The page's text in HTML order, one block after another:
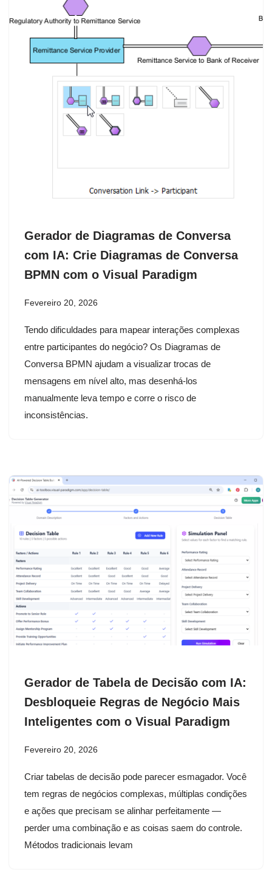
Gerador de Diagramas de Conversa
com IA: Crie Diagramas de Conversa
BPMN com o Visual Paradigm
Fevereiro 20, 2026
Tendo dificuldades para mapear interações complexas
entre participantes do negócio? Os Diagramas de
Conversa BPMN ajudam a visualizar trocas de
mensagens em nível alto, mas desenhá-los
manualmente leva tempo e corre o risco de
inconsistências.
Gerador de Tabela de Decisão com IA:
Desbloqueie Regras de Negócio Mais
Inteligentes com o Visual Paradigm
Fevereiro 20, 2026
Criar tabelas de decisão pode parecer esmagador. Você
tem regras de negócios complexas, múltiplas condições
e ações que precisam se alinhar perfeitamente —
perder uma combinação e as coisas saem do controle.
Métodos tradicionais levam